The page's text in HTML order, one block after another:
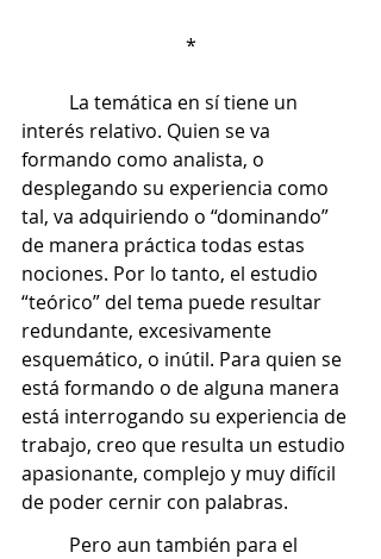
*
interés relativo. Quien se va
formando como analista, o
desplegando su experiencia como
tal, va adquiriendo o “dominando”
de manera práctica todas estas
nociones. Por lo tanto, el estudio
“teórico” del tema puede resultar
redundante, excesivamente
esquemático, o inútil. Para quien se
está formando o de alguna manera
está interrogando su experiencia de
trabajo, creo que resulta un estudio
apasionante, complejo y muy difícil
de poder cernir con palabras.